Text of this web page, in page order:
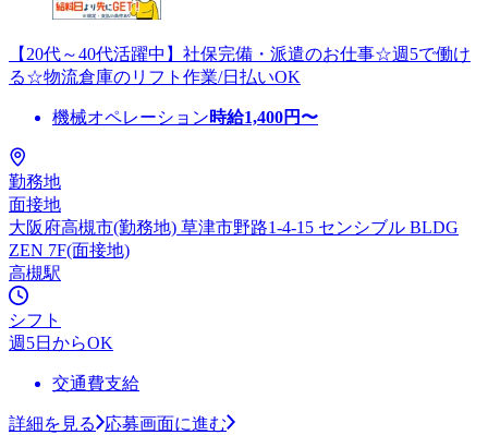
【20代～40代活躍中】社保完備・派遣のお仕事☆週5で働け
る☆物流倉庫のリフト作業/日払いOK
機械オペレーション時給1,400円〜
勤務地
面接地
大阪府高槻市(勤務地) 草津市野路1-4-15 センシブル BLDG
ZEN 7F(面接地)
高槻駅
シフト
週5日からOK
交通費支給
詳細を見る
応募画面に進む